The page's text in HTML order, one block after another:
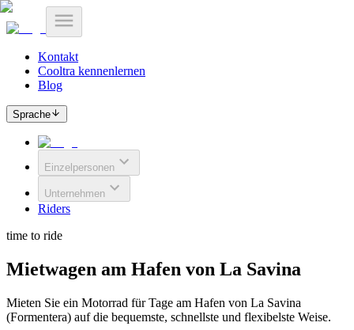
Kontakt
Cooltra kennenlernen
Blog
Sprache
Einzelpersonen
Unternehmen
Riders
time to ride
Mietwagen am Hafen von La Savina
Mieten Sie ein Motorrad für Tage am Hafen von La Savina
(Formentera) auf die bequemste, schnellste und flexibelste Weise.